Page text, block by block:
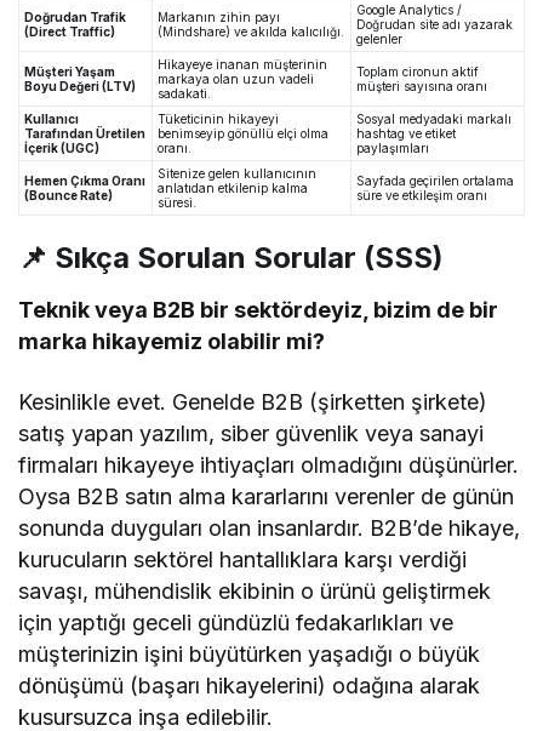
Doğrudan Trafik
(Direct Traffic)
Markanın zihin payı
(Mindshare) ve akılda kalıcılığı.
Google Analytics /
Doğrudan site adı yazarak
gelenler
Müşteri Yaşam
Boyu Değeri (LTV)
Hikayeye inanan müşterinin
markaya olan uzun vadeli
sadakati.
Toplam cironun aktif
müşteri sayısına oranı
Kullanıcı
Tarafından Üretilen
İçerik (UGC)
Tüketicinin hikayeyi
benimseyip gönüllü elçi olma
oranı.
Sosyal medyadaki markalı
hashtag ve etiket
paylaşımları
Hemen Çıkma Oranı
(Bounce Rate)
Sitenize gelen kullanıcının
anlatıdan etkilenip kalma
süresi.
Sayfada geçirilen ortalama
süre ve etkileşim oranı
📌 Sıkça Sorulan Sorular (SSS)
Teknik veya B2B bir sektördeyiz, bizim de bir
marka hikayemiz olabilir mi?
Kesinlikle evet. Genelde B2B (şirketten şirkete)
satış yapan yazılım, siber güvenlik veya sanayi
firmaları hikayeye ihtiyaçları olmadığını düşünürler.
Oysa B2B satın alma kararlarını verenler de günün
sonunda duyguları olan insanlardır. B2B’de hikaye,
kurucuların sektörel hantallıklara karşı verdiği
savaşı, mühendislik ekibinin o ürünü geliştirmek
için yaptığı geceli gündüzlü fedakarlıkları ve
müşterinizin işini büyütürken yaşadığı o büyük
dönüşümü (başarı hikayelerini) odağına alarak
kusursuzca inşa edilebilir.